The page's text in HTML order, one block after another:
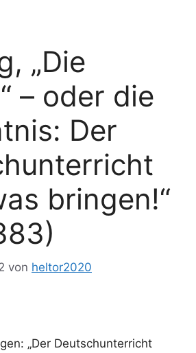
„Die
– oder die
Der
bringen!“
von heltor2020
„Der Deutschunterricht